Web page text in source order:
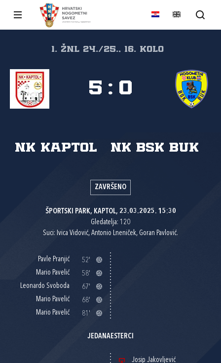
1. ŽNL 24./25., 16. kolo
NK Kaptol NK BSK Buk
5 : 0
ZAVRŠENO
ŠPORTSKI PARK, KAPTOL, 23.03.2025. 15:30
Gledatelja: 120
Suci: Ivica Vidović, Antonio Lneniček, Goran Pavlović.
Pavle Pranjić
52'
Mario Pavelić
58'
Leonardo Svoboda
67'
Mario Pavelić
68'
Mario Pavelić
81'
JEDANAESTERCI
Josip Jakovljević